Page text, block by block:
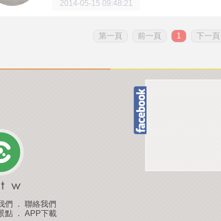
2014-05-15 09:48:21
第一頁 前一頁 1 下一頁
們 ． 聯絡我們
點． APP下載